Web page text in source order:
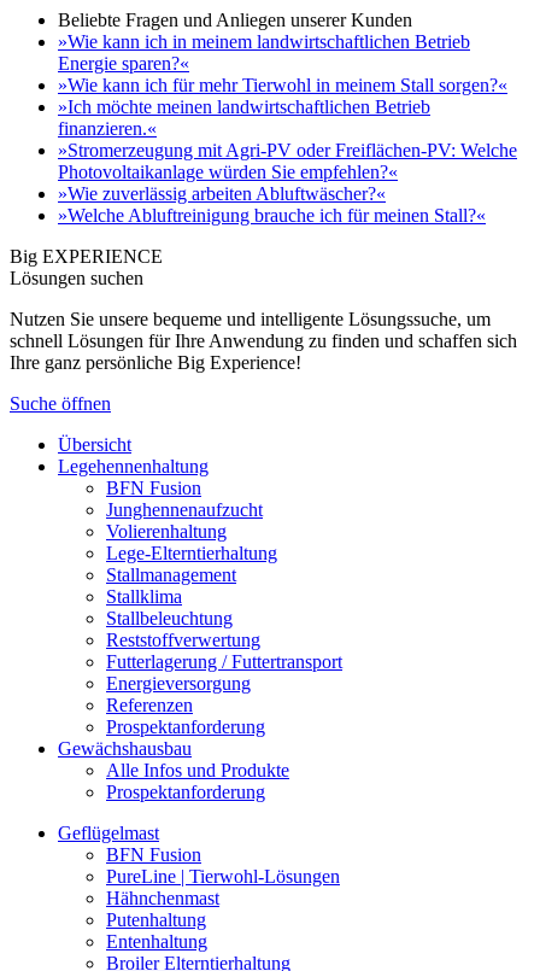
Beliebte Fragen und Anliegen unserer Kunden
»Wie kann ich in meinem landwirtschaftlichen Betrieb
Energie sparen?«
»Wie kann ich für mehr Tierwohl in meinem Stall sorgen?«
»Ich möchte meinen landwirtschaftlichen Betrieb
finanzieren.«
»Stromerzeugung mit Agri-PV oder Freiflächen-PV: Welche
Photovoltaikanlage würden Sie empfehlen?«
»Wie zuverlässig arbeiten Abluftwäscher?«
»Welche Abluftreinigung brauche ich für meinen Stall?«
Big EXPERIENCE
Lösungen suchen
Nutzen Sie unsere bequeme und intelligente Lösungssuche, um
schnell Lösungen für Ihre Anwendung zu finden und schaffen sich
Ihre ganz persönliche Big Experience!
Suche öffnen
Übersicht
Legehennenhaltung
BFN Fusion
Junghennenaufzucht
Volierenhaltung
Lege-Elterntierhaltung
Stallmanagement
Stallklima
Stallbeleuchtung
Reststoffverwertung
Futterlagerung / Futtertransport
Energieversorgung
Referenzen
Prospektanforderung
Gewächshausbau
Alle Infos und Produkte
Prospektanforderung
Geflügelmast
BFN Fusion
PureLine | Tierwohl-Lösungen
Hähnchenmast
Putenhaltung
Entenhaltung
Broiler Elterntierhaltung